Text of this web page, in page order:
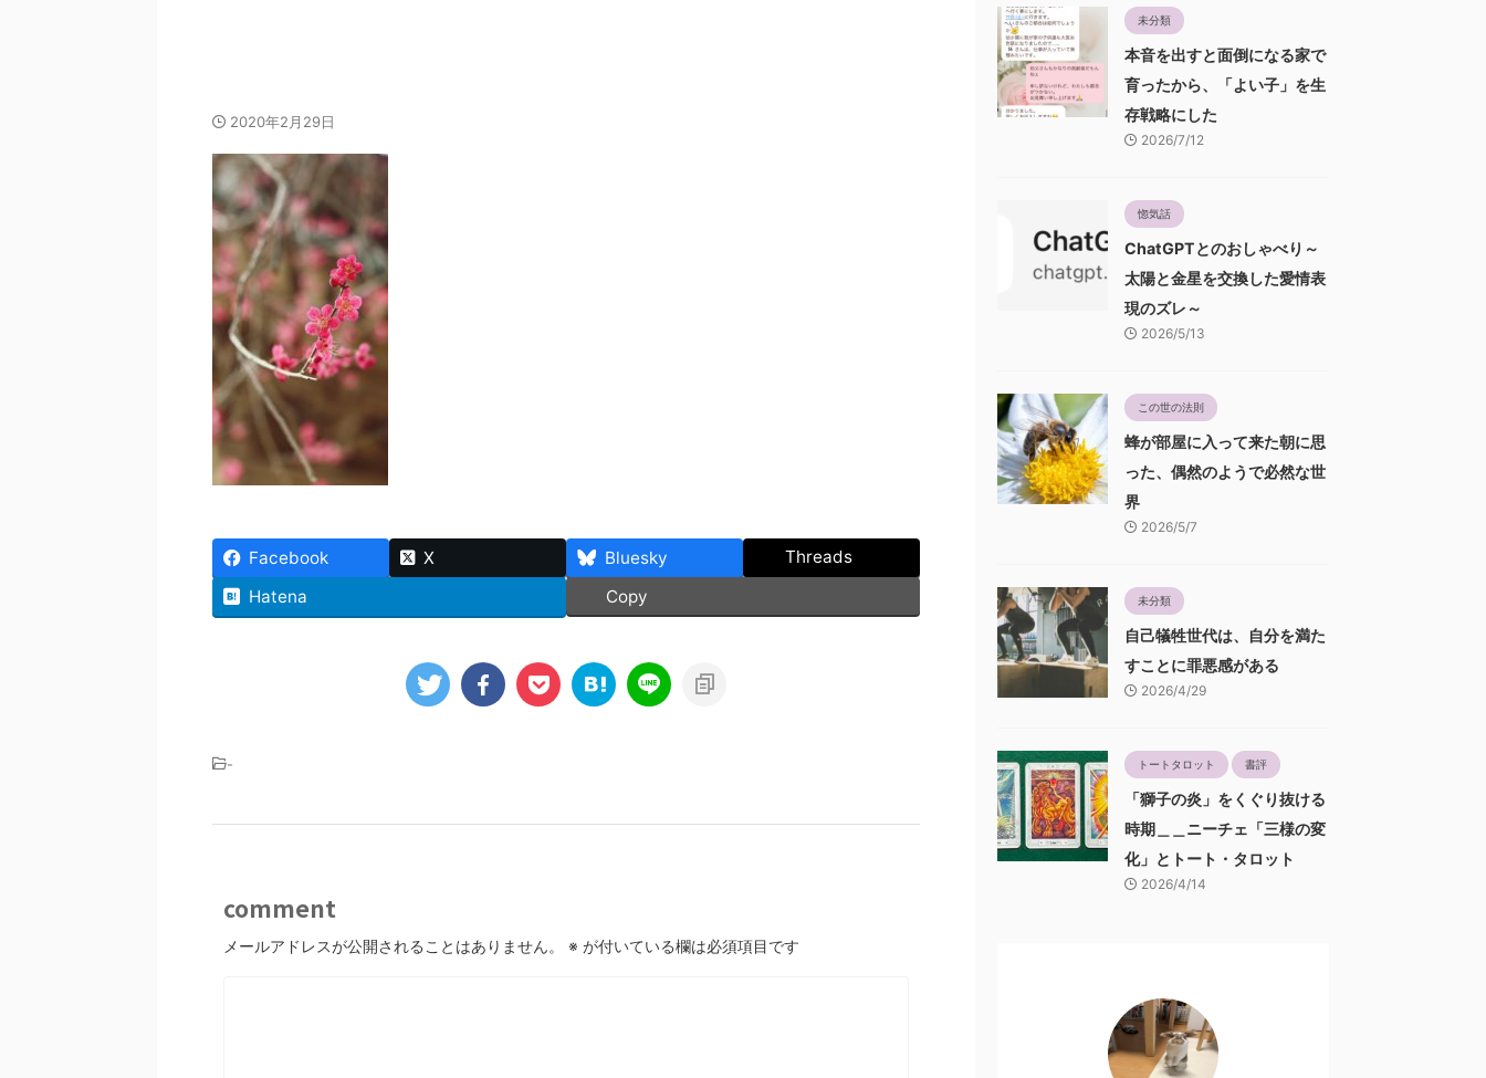
2020年2月29日
Facebook X Bluesky
Threads
Hatena
Copy
-
comment
メールアドレスが公開されることはありません。 ※ が付いている欄は必須項目です
未分類
本音を出すと面倒になる家で
育ったから、「よい子」を生
存戦略にした
2026/7/12
惚気話
ChatGPTとのおしゃべり～
太陽と金星を交換した愛情表
現のズレ～
2026/5/13
この世の法則
蜂が部屋に入って来た朝に思
った、偶然のようで必然な世
界
2026/5/7
未分類
自己犠牲世代は、自分を満た
すことに罪悪感がある
2026/4/29
トートタロット 書評
「獅子の炎」をくぐり抜ける
時期＿＿ニーチェ「三様の変
化」とトート・タロット
2026/4/14